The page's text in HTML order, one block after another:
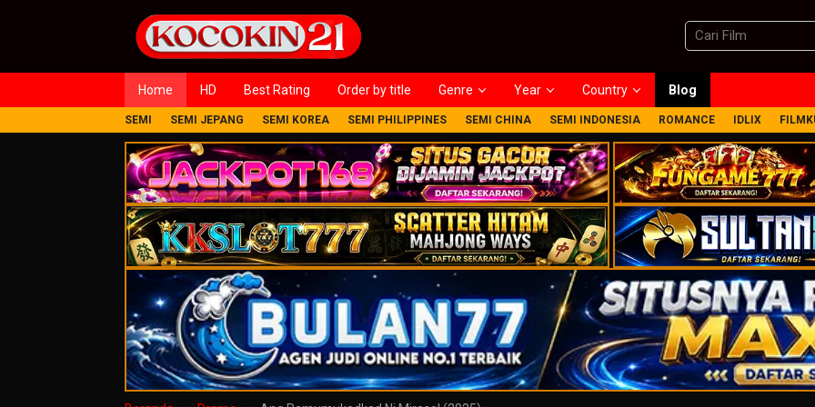
Home HD Best Rating Order by title Genre Year Country Blog
SEMI SEMI JEPANG SEMI KOREA SEMI PHILIPPINES SEMI CHINA SEMI INDONESIA ROMANCE IDLIX